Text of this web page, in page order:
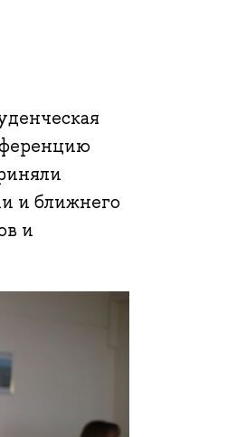
и ближнего
и